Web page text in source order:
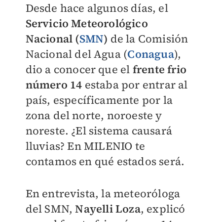
Desde hace algunos días, el
Servicio Meteorológico
Nacional (SMN) de la Comisión
Nacional del Agua (Conagua),
dio a conocer que el frente frio
número 14 estaba por entrar al
país, específicamente por la
zona del norte, noroeste y
noreste. ¿El sistema causará
lluvias? EnMILENIO te
contamos en qué estados será.
En entrevista, la meteoróloga
del SMN,Nayelli Loza, explicó